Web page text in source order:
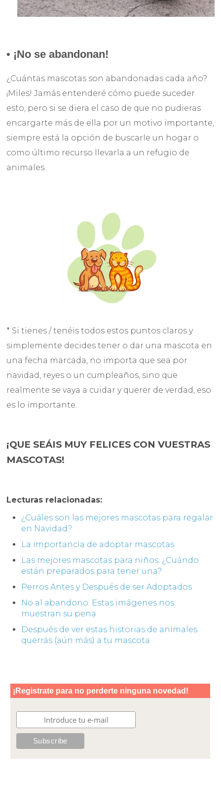
• ¡No se abandonan!
¿Cuántas mascotas son abandonadas cada año?
¡Miles! Jamás entenderé cómo puede suceder
esto, pero si se diera el caso de que no pudieras
encargarte más de ella por un motivo importante,
siempre está la opción de buscarle un hogar o
como último recurso llevarla a un refugio de
animales.
* Si tienes / tenéis todos estos puntos claros y
simplemente decides tener o dar una mascota en
una fecha marcada, no importa que sea por
navidad, reyes o un cumpleaños, sino que
realmente se vaya a cuidar y querer de verdad, eso
es lo importante.
¡QUE SEÁIS MUY FELICES CON VUESTRAS
MASCOTAS!
Lecturas relacionadas:
¿Cuáles son las mejores mascotas para regalar
en Navidad?
La importancia de adoptar mascotas
Las mejores mascotas para niños: ¿Cuándo
están preparados para tener una?
Perros Antes y Después de ser Adoptados
No al abandono: Estas imágenes nos
muestran su pena
Después de ver estas historias de animales
querrás (aún más) a tu mascota